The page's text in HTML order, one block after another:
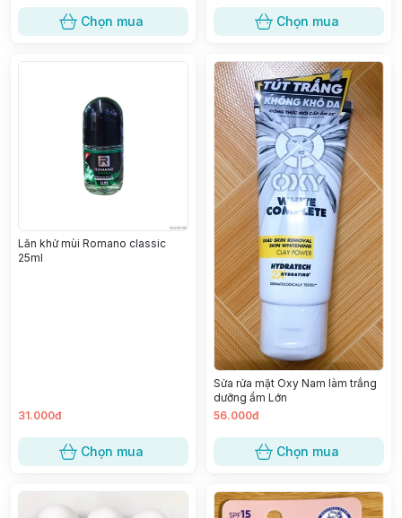
Chọn mua Chọn mua
Lăn khử mùi Romano classic
25ml
31.000đ
Chọn mua
Sửa rửa mặt Oxy Nam làm trắng
dưỡng ẩm Lớn
56.000đ
Chọn mua